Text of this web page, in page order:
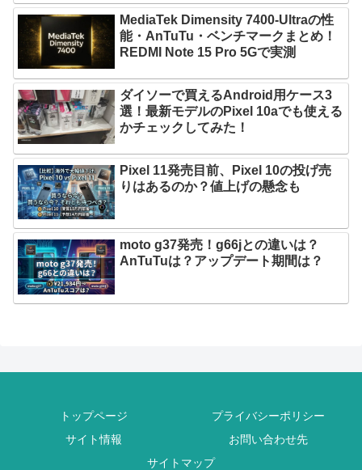
MediaTek Dimensity 7400-Ultraの性
能・AnTuTu・ベンチマークまとめ！
REDMI Note 15 Pro 5Gで実測
ダイソーで買えるAndroid用ケース3
選！最新モデルのPixel 10aでも使える
かチェックしてみた！
Pixel 11発売目前、Pixel 10の投げ売
りはあるのか？値上げの懸念も
moto g37発売！g66jとの違いは？
AnTuTuは？アップデート期間は？
トップページ
プライバシーポリシー
サイト情報
お問い合わせ先
サイトマップ